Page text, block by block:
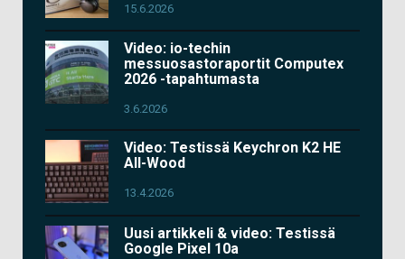
15.6.2026
Video: io-techin
messuosastoraportit Computex
2026 -tapahtumasta
3.6.2026
Video: Testissä Keychron K2 HE
All-Wood
13.4.2026
Uusi artikkeli & video: Testissä
Google Pixel 10a